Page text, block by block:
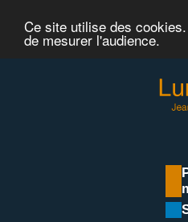
Ce site utilise des
de mesurer l'audience.